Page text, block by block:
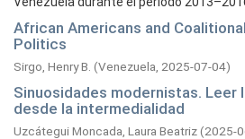
African Americans and
Politics
Sirgo, Henry B. (Venezuela, 2025-07-04)
Sinuosidades modernistas. Leer
desde la intermedialidad
Uzcátegui Moncada, Laura Beatriz(2025-